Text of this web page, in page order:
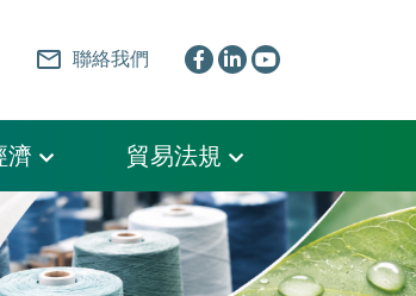
mail_outline 聯絡我們
濟 貿易法規